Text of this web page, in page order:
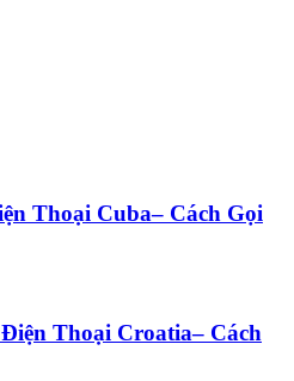
Thoại Cuba– Cách Gọi
Thoại Croatia– Cách